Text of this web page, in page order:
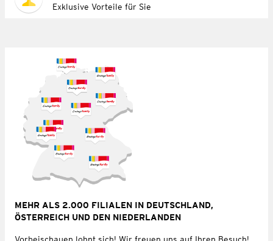
Exklusive Vorteile für Sie
MEHR ALS 2.000 FILIALEN IN DEUTSCHLAND,
ÖSTERREICH UND DEN NIEDERLANDEN